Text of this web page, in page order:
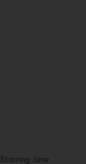
Starring Jane